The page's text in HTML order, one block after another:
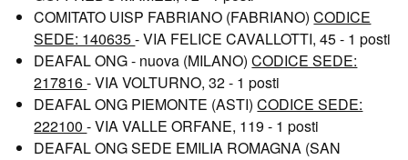
COMITATO UISP FABRIANO (FABRIANO)CODICE
SEDE: 140635- VIA FELICE CAVALLOTTI, 45 - 1 posti
DEAFAL ONG - nuova (MILANO)CODICE SEDE:
217816- VIA VOLTURNO, 32 - 1 posti
DEAFAL ONG PIEMONTE (ASTI)CODICE SEDE:
222100- VIA VALLE ORFANE, 119 - 1 posti
DEAFAL ONG SEDE EMILIA ROMAGNA (SAN